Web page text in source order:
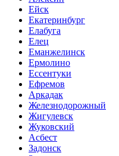
Ейск
Екатеринбург
Елабуга
Елец
Еманжелинск
Ермолино
Ессентуки
Ефремов
Аркадак
Железнодорожный
Жигулевск
Жуковский
Асбест
Задонск